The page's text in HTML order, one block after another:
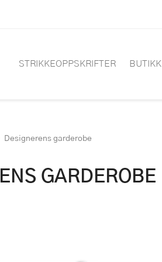
STRIKKEOPPSKRIFTER BUTIKK
Designerens garderobe
GARDEROBE